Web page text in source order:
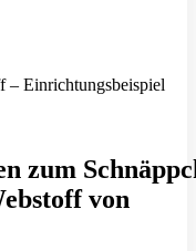
– Einrichtungsbeispiel
zum
von